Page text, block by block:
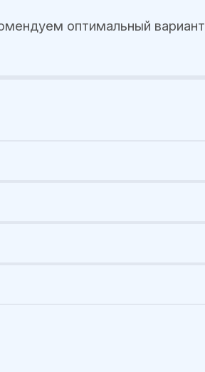
оптимальный вариант